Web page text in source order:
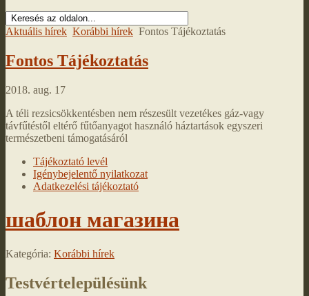
Aktuális hírek Korábbi hírek Fontos Tájékoztatás
Fontos Tájékoztatás
2018. aug. 17
A téli rezsicsökkentésben nem részesült vezetékes gáz-vagy
távfűtéstől eltérő fűtőanyagot használó háztartások egyszeri
természetbeni támogatásáról
Tájékoztató levél
Igénybejelentő nyilatkozat
Adatkezelési tájékoztató
шаблон магазина
Kategória: Korábbi hírek
Testvértelepülésünk